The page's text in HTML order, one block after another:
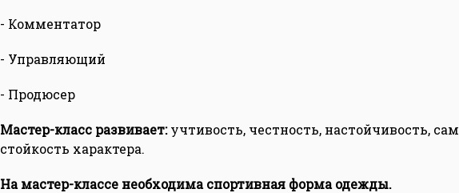
- Комментатор
- Управляющий
- Продюсер
Мастер-класс развивает:учтивость, честность, настойчивость,
стойкость характера.
На мастер-классе необходима спортивная форма одежды.